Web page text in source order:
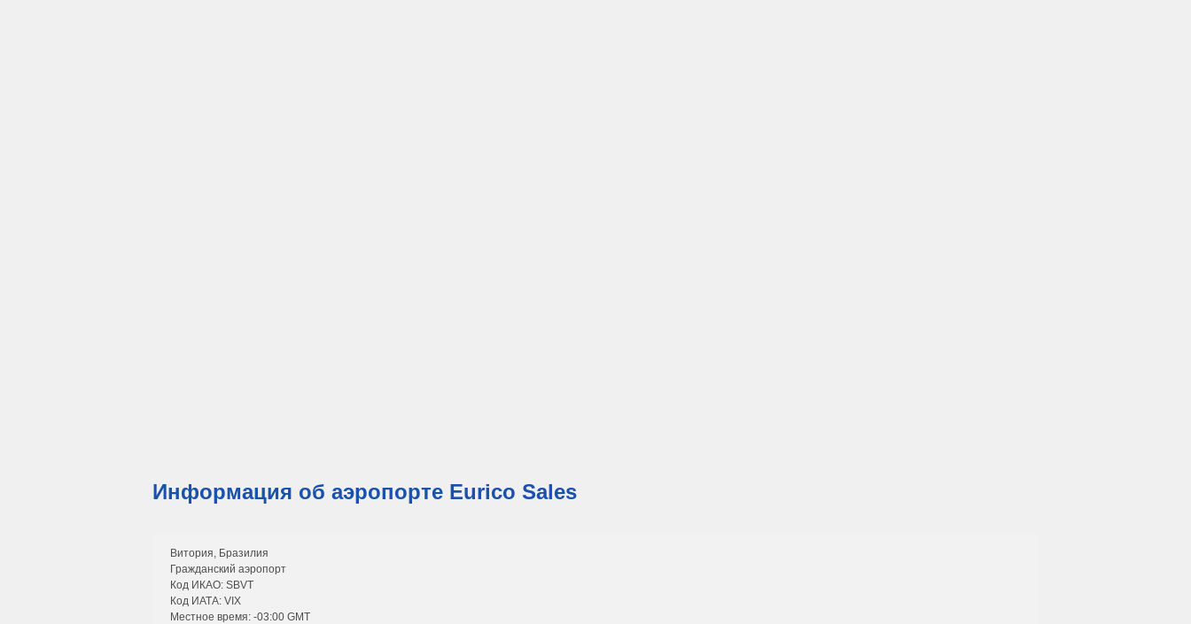
Информация об аэропорте Eurico Sales
Витория, Бразилия
Гражданский аэропорт
Код ИКАО: SBVT
Код ИАТА: VIX
Местное время: -03:00 GMT